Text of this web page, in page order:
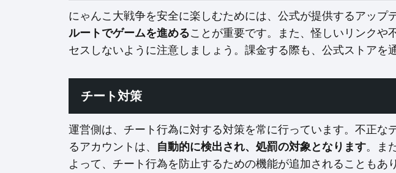
にゃんこ大戦争を安全に楽しむためには、公式が提供するアップ
ルートでゲームを進めることが重要です。また、怪しいリンクや
セスしないように注意しましょう。課金する際も、公式ストアを
チート対策
運営側は、チート行為に対する対策を常に行っています。不正な
るアカウントは、
自動的に検出され、処罰の対象となります。ま
よって、チート行為を防止するための機能が追加されることもあり